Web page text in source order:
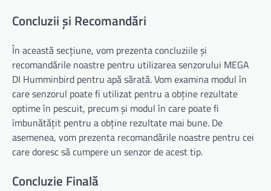
Concluzii și Recomandări
În această secțiune, vom prezenta concluziile și
recomandările noastre pentru utilizarea senzorului MEGA
DI Humminbird pentru apă sărată. Vom examina modul în
care senzorul poate fi utilizat pentru a obține rezultate
optime în pescuit, precum și modul în care poate fi
îmbunătățit pentru a obține rezultate mai bune. De
asemenea, vom prezenta recomandările noastre pentru cei
care doresc să cumpere un senzor de acest tip.
Concluzie Finală